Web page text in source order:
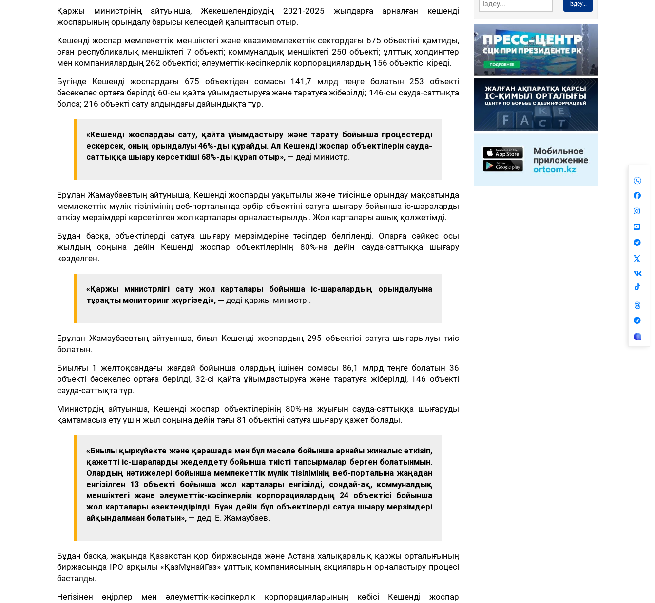
Қаржы министрінің айтуынша, Жекешелендірудің 2021-2025 жылдарға арналған кешенді
жоспарының орындалу барысы келесідей қалыптасып отыр.
Кешенді жоспар мемлекеттік меншіктегі және квазимемлекеттік сектордағы 675 объектіні қамтиды,
оған республикалық меншіктегі 7 объекті; коммуналдық меншіктегі 250 объекті; ұлттық холдингтер
мен компаниялардың 262 объектісі; әлеуметтік-кәсіпкерлік корпорациялардың 156 объектісі кіреді.
Бүгінде Кешенді жоспардағы 675 объектіден сомасы 141,7 млрд теңге болатын 253 объекті
бәсекелес ортаға берілді; 60-сы қайта ұйымдастыруға және таратуға жіберілді; 146-сы сауда-саттықта
болса; 216 объекті сату алдындағы дайындықта тұр.
«Кешенді жоспардағы сату, қайта ұйымдастыру және тарату бойынша процестерді
ескерсек, оның орындалуы 46%-ды құрайды. Ал Кешенді жоспар объектілерін сауда-
саттыққа шығару көрсеткіші 68%-ды құрап отыр», — деді министр.
Ерұлан Жамаубаевтың айтуныша, Кешенді жоспарды уақытылы және тиісінше орындау мақсатында
мемлекеттік мүлік тізілімінің веб-порталында әрбір объектіні сатуға шығару бойынша іс-шараларды
өткізу мерзімдері көрсетілген жол карталары орналастырылды. Жол карталары ашық қолжетімді.
Бұдан басқа, объектілерді сатуға шығару мерзімдеріне тәсілдер белгіленді. Оларға сәйкес осы
жылдың соңына дейін Кешенді жоспар объектілерінің 80%-на дейін сауда-саттыққа шығару
көзделген.
«Қаржы министрлігі сату жол карталары бойынша іс-шаралардың орындалуына
тұрақты мониторинг жүргізеді», — деді қаржы министрі.
Ерұлан Жамаубаевтың айтуынша, биыл Кешенді жоспардың 295 объектісі сатуға шығарылуы тиіс
болатын.
Биылғы 1 желтоқсандағы жағдай бойынша олардың ішінен сомасы 86,1 млрд теңге болатын 36
объекті бәсекелес ортаға берілді, 32-сі қайта ұйымдастыруға және таратуға жіберілді, 146 объекті
сауда-саттықта тұр.
Министрдің айтуынша, Кешенді жоспар объектілерінің 80%-на жуығын сауда-саттыққа шығаруды
қамтамасыз ету үшін жыл соңына дейін тағы 81 объектіні сатуға шығару қажет болады.
«Биылғы қыркүйекте және қарашада мен бұл мәселе бойынша арнайы жиналыс өткізіп,
қажетті іс-шараларды жеделдету бойынша тиісті тапсырмалар берген болатынмын.
Олардың нәтижелері бойынша мемлекеттік мүлік тізілімінің веб-порталына жаңадан
енгізілген 13 объекті бойынша жол карталары енгізілді, сондай-ақ, коммуналдық
меншіктегі және әлеуметтік-кәсіпкерлік корпорациялардың 24 объектісі бойынша
жол карталары өзектендірілді. Бұған дейін бұл объектілерді сатуға шығару мерзімдері
айқындалмаған болатын», — деді Е. Жамаубаев.
Бұдан басқа, жақында Қазақстан қор биржасында және Астана халықаралық қаржы орталығының
биржасында IPO арқылы «ҚазМұнайГаз» ұлттық компаниясының акцияларын орналастыру процесі
басталды.
Негізінен өңірлер мен әлеуметтік-кәсіпкерлік корпорацияларының көбісі Кешенді жоспар
Іздеу...